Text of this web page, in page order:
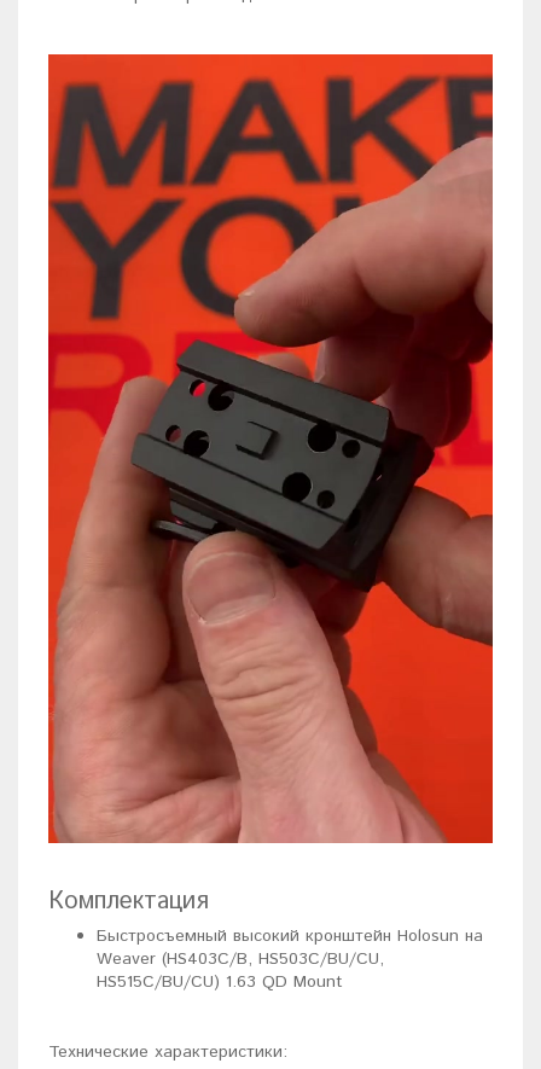
Комплектация
Быстросъемный высокий кронштейн Holosun на
Weaver (HS403C/B, HS503C/BU/CU,
HS515C/BU/CU) 1.63 QD Mount
Технические характеристики: